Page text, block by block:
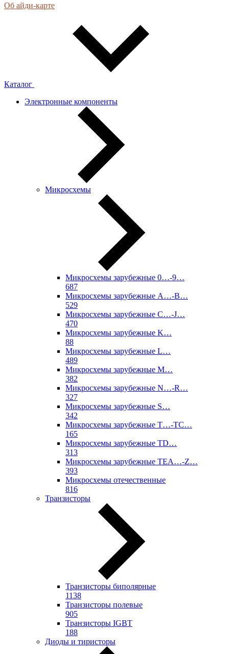
Об айди-карте
Каталог
Электронные компоненты
Микросхемы
Микросхемы зарубежные 0…-9…
687
Микросхемы зарубежные A…-B…
529
Микросхемы зарубежные C…-J…
470
Микросхемы зарубежные K…
88
Микросхемы зарубежные L…
489
Микросхемы зарубежные M…
382
Микросхемы зарубежные N…-R…
327
Микросхемы зарубежные S…
342
Микросхемы зарубежные T…-TC…
165
Микросхемы зарубежные TD…
313
Микросхемы зарубежные TEA…-Z…
393
Микросхемы отечественные
816
Транзисторы
Транзисторы биполярные
1138
Транзисторы полевые
905
Транзисторы IGBT
188
Диоды и тиристоры